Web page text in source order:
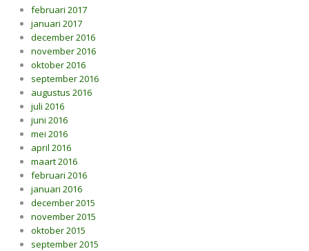
februari 2017
januari 2017
december 2016
november 2016
oktober 2016
september 2016
augustus 2016
juli 2016
juni 2016
mei 2016
april 2016
maart 2016
februari 2016
januari 2016
december 2015
november 2015
oktober 2015
september 2015